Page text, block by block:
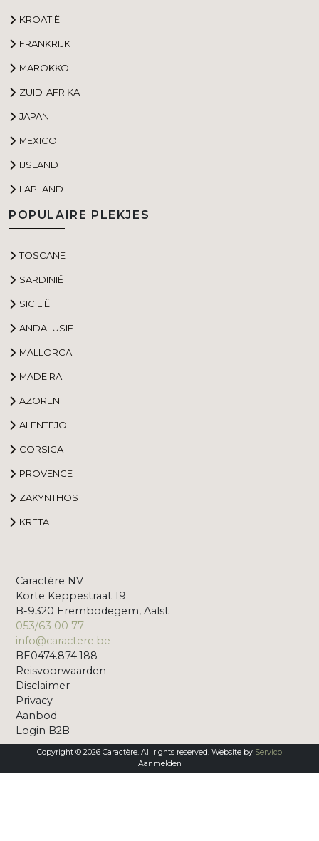
KROATIË
FRANKRIJK
MAROKKO
ZUID-AFRIKA
JAPAN
MEXICO
IJSLAND
LAPLAND
POPULAIRE PLEKJES
TOSCANE
SARDINIË
SICILIË
ANDALUSIË
MALLORCA
MADEIRA
AZOREN
ALENTEJO
CORSICA
PROVENCE
ZAKYNTHOS
KRETA
Caractère NV
Korte Keppestraat 19
B-9320 Erembodegem, Aalst
053/63 00 77
info@caractere.be
BE0474.874.188
Reisvoorwaarden
Disclaimer
Privacy
Aanbod
Login B2B
Copyright © 2026 Caractère. All rights reserved. Website by Servico
Aanmelden